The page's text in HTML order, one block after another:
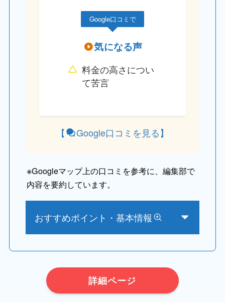
Google口コミで
気になる声
料金の高さについ
て苦言
【 Google口コミを見る】
※Googleマップ上の口コミを参考に、編集部で
内容を要約しています。
おすすめポイント・基本情報
詳細ページ